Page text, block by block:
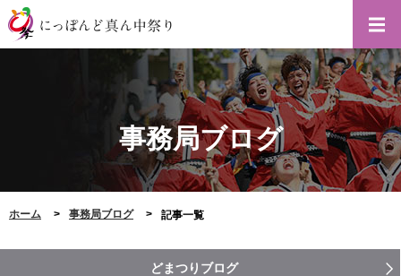
事務局ブログ
ホーム 事務局ブログ 記事一覧
どまつりブログ